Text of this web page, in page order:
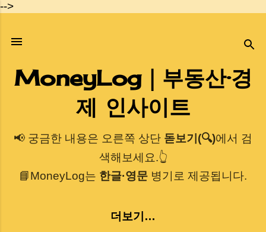
-->
기본 콘텐츠로 건너뛰기
MoneyLog｜부동산·경
제 인사이트
📢 궁금한 내용은 오른쪽 상단 돋보기(🔍)에서 검
색해보세요.👆
📘MoneyLog는 한글·영문 병기로 제공됩니다.
더보기…